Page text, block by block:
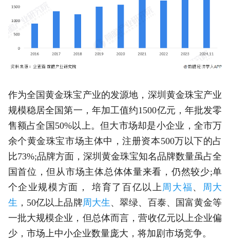
作为全国黄金珠宝产业的发源地，深圳黄金珠宝产业
规模稳居全国第一，年加工值约1500亿元，年批发零
售额占全国50%以上。但大市场却是小企业，全市万
余个黄金珠宝市场主体中，注册资本500万以下的占
比73%;品牌方面，深圳黄金珠宝知名品牌数量虽占全
国首位，但从市场主体总体体量来看，仍然较少;单
个企业规模方面， 培育了百亿以上 周大福 、
周大
生 ，50亿以上品牌周大生 、翠绿、百泰、国富黄金等
一批大规模企业，但总体而言，营收亿元以上企业偏
少，市场上中小企业数量庞大，将加剧市场竞争。